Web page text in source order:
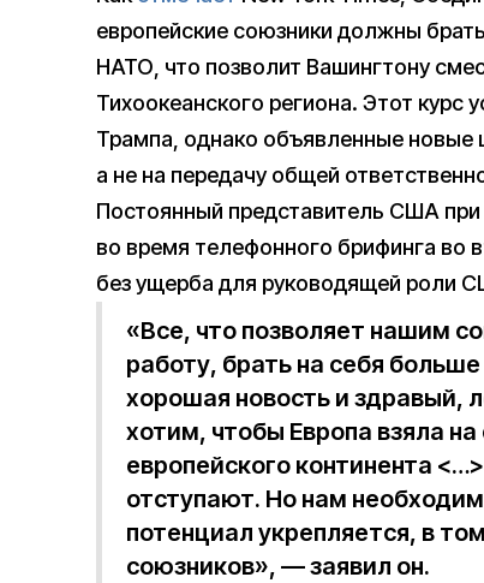
европейские союзники должны
НАТО, что позволит Вашингтону
Тихоокеанского региона. Этот курс
Трампа, однако объявленные новые
а не на передачу общей
Постоянный представитель США
во время телефонного брифинга во
без ущерба для руководящей роли
«Все, что позволяет нашим
работу, брать на себя
хорошая новость и здравый,
хотим, чтобы Европа взяла
европейского континента
отступают. Но нам
потенциал укрепляется, в
союзников», — заявил он.